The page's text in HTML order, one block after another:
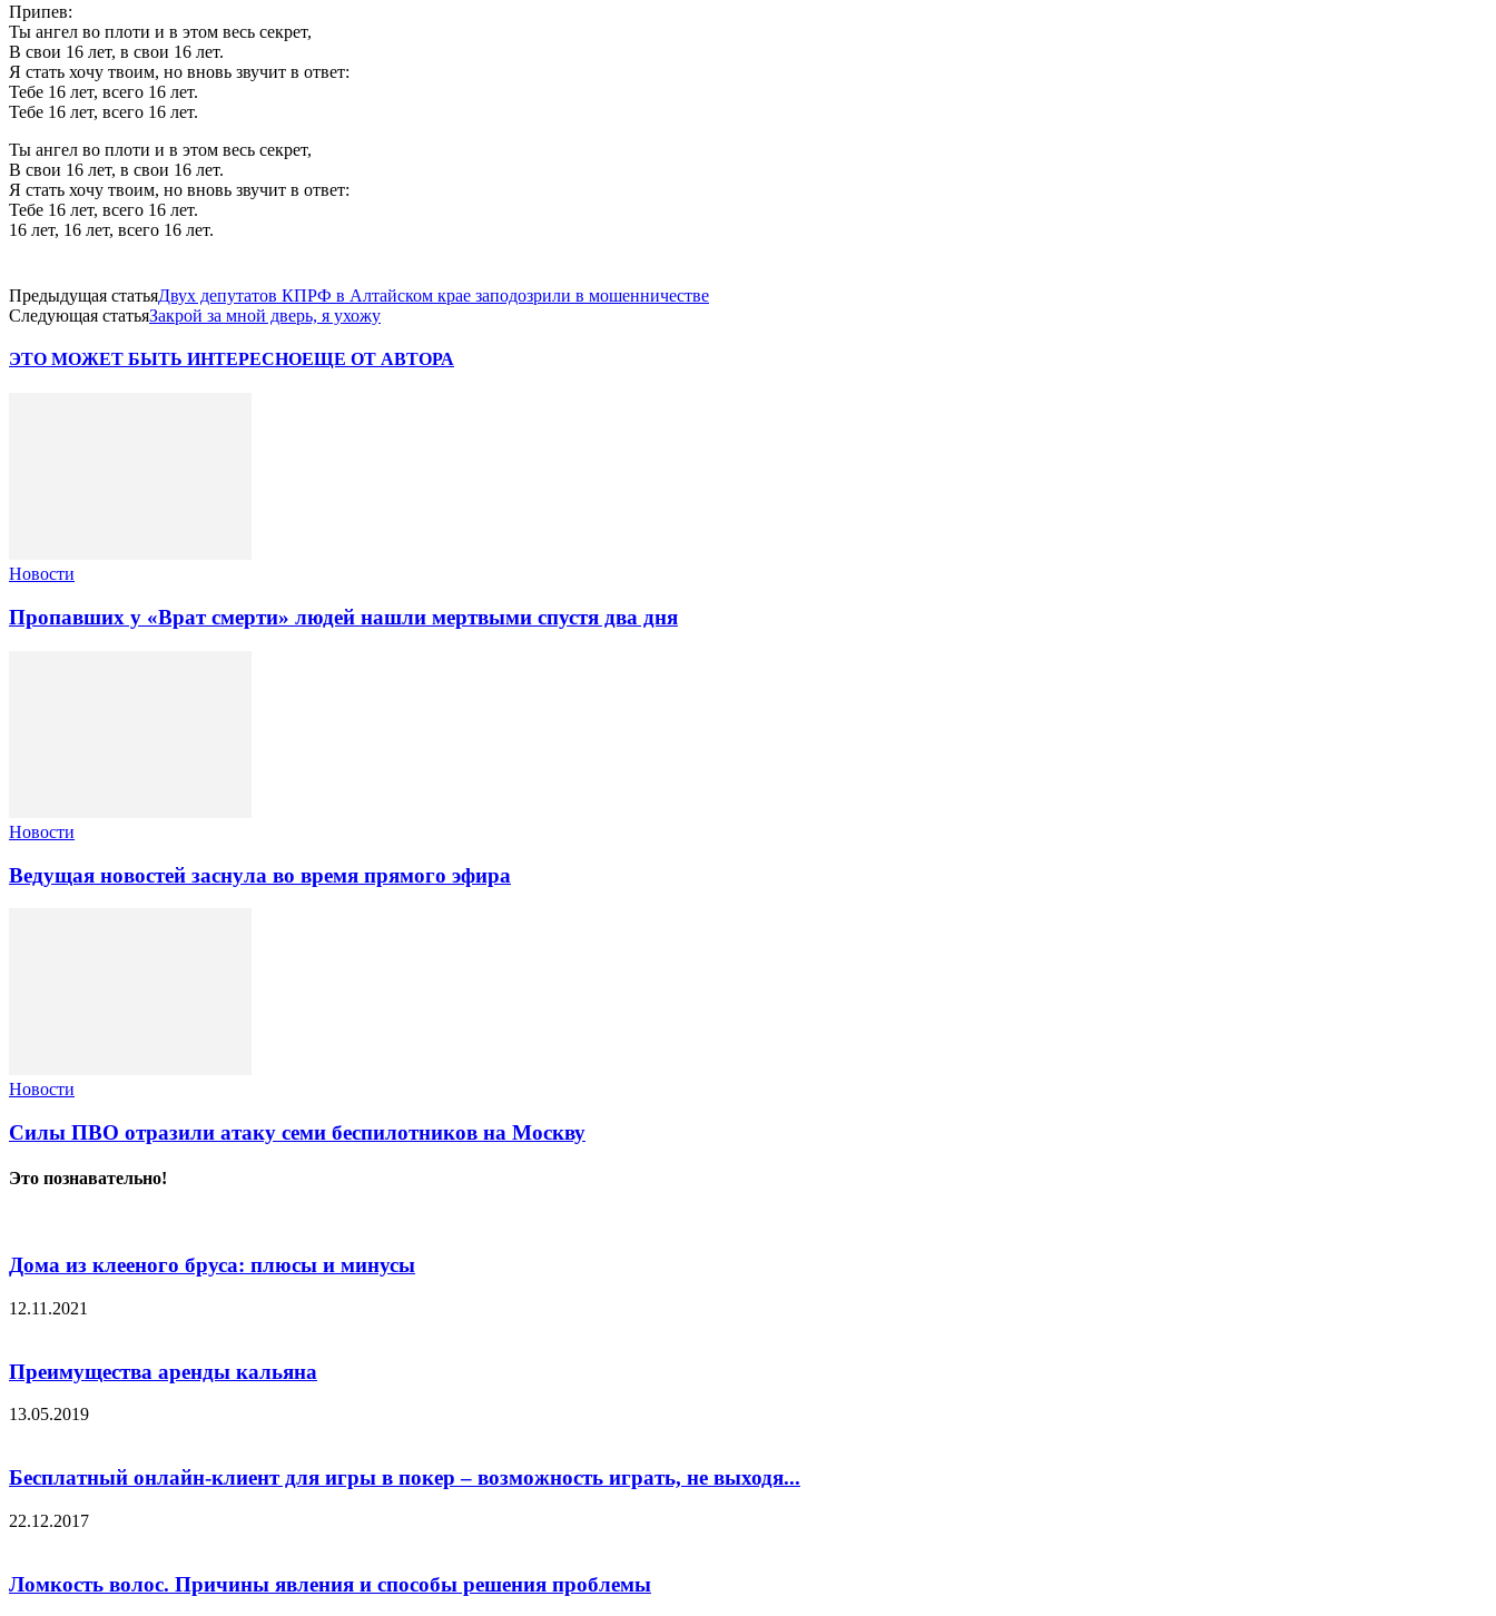
Припев:
Ты ангел во плоти и в этом весь секрет,
В свои 16 лет, в свои 16 лет.
Я стать хочу твоим, но вновь звучит в ответ:
Тебе 16 лет, всего 16 лет.
Тебе 16 лет, всего 16 лет.
Ты ангел во плоти и в этом весь секрет,
В свои 16 лет, в свои 16 лет.
Я стать хочу твоим, но вновь звучит в ответ:
Тебе 16 лет, всего 16 лет.
16 лет, 16 лет, всего 16 лет.
Предыдущая статьяДвух депутатов КПРФ в Алтайском крае заподозрили в мошенничестве
Следующая статьяЗакрой за мной дверь, я ухожу
ЭТО МОЖЕТ БЫТЬ ИНТЕРЕСНОЕЩЕ ОТ АВТОРА
Новости
Пропавших у «Врат смерти» людей нашли мертвыми спустя два дня
Новости
Ведущая новостей заснула во время прямого эфира
Новости
Силы ПВО отразили атаку семи беспилотников на Москву
Это познавательно!
Дома из клееного бруса: плюсы и минусы
12.11.2021
Преимущества аренды кальяна
13.05.2019
Бесплатный онлайн-клиент для игры в покер – возможность играть, не выходя...
22.12.2017
Ломкость волос. Причины явления и способы решения проблемы